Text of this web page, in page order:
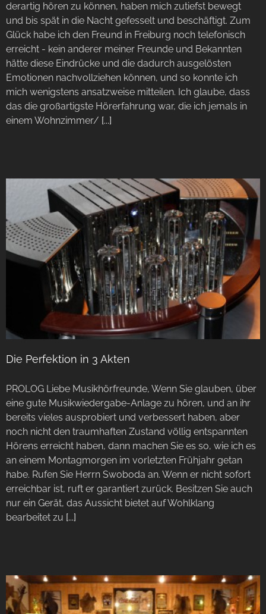
derartig hören zu können, haben mich zutiefst bewegt
und bis spät in die Nacht gefesselt und beschäftigt. Zum
Glück habe ich den Freund in Freiburg noch telefonisch
erreicht - kein anderer meiner Freunde und Bekannten
hätte diese Eindrücke und die dadurch ausgelösten
Emotionen nachvollziehen können, und so konnte ich
mich wenigstens ansatzweise mitteilen. Ich glaube, dass
das die großartigste Hörerfahrung war, die ich jemals in
einem Wohnzimmer/ [...]
Die Perfektion in 3 Akten
PROLOG Liebe Musikhörfreunde, Wenn Sie glauben, über
eine gute Musikwiedergabe-Anlage zu hören, und an ihr
bereits vieles ausprobiert und verbessert haben, aber
noch nicht den traumhaften Zustand völlig entspannten
Hörens erreicht haben, dann machen Sie es so, wie ich es
an einem Montagmorgen im vorletzten Frühjahr getan
habe. Rufen Sie Herrn Swoboda an. Wenn er nicht sofort
erreichbar ist, ruft er garantiert zurück. Besitzen Sie auch
nur ein Gerät, das Aussicht bietet auf Wohlklang
bearbeitet zu [...]